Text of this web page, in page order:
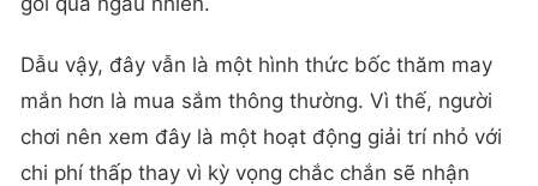
Dẫu vậy, đây vẫn là một hình thức bốc thăm may
mắn hơn là mua sắm thông thường. Vì thế, người
chơi nên xem đây là một hoạt động giải trí nhỏ với
chi phí thấp thay vì kỳ vọng chắc chắn sẽ nhận